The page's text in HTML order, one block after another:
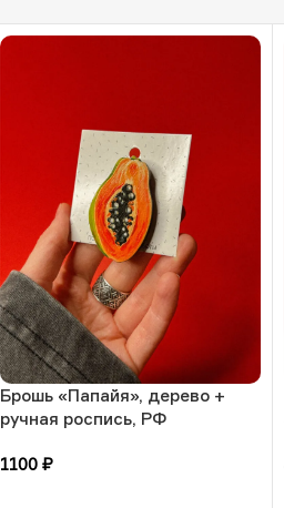
Брошь «Папайя», дерево +
ручная роспись, РФ
1100 ₽